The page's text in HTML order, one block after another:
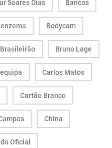
Soares Dias Bancos
Bodycam
Brasileirão Bruno Lage
Carlos Matos
Cartão Branco
China
Oficial